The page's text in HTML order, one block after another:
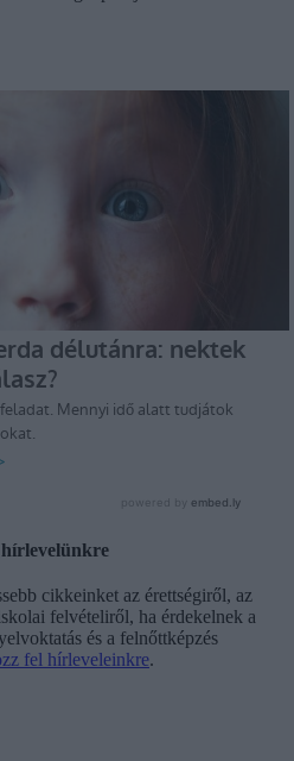
cikkeinket az érettségiről, az
felvételiről, ha érdekelnek a
és a felnőttképzés
fel hírleveleinkre.